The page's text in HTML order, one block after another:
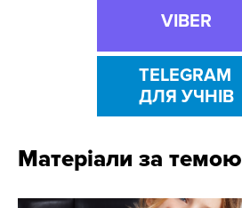
VIBER
TELEGRAM
ДЛЯ УЧНІВ
Матеріали за темою